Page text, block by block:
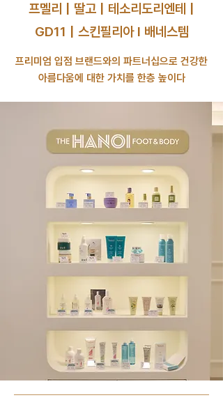
​프멜리 | 딸고 | 테소리도리엔테 |
GD11 | 스킨필리아 I 배네스템
프리미엄 입점 브랜드와의 파트너십으로 건강한
아름다움에 대한 가치를 한층 높이다